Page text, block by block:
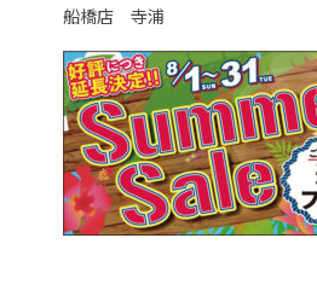
船橋店 寺浦